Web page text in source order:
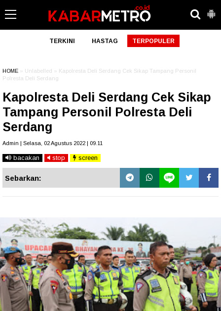
TERKINI HASTAG TERPOPULER
HOME » Unlabelled » Kapolresta Deli Serdang Cek Sikap Tampang Personil
Polresta Deli Serdang
Kapolresta Deli Serdang Cek Sikap
Tampang Personil Polresta Deli
Serdang
Admin | Selasa, 02 Agustus 2022 | 09.11
bacakan stop screen
Sebarkan: